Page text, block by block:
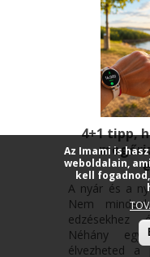
4+1 tipp,
A nyár és a
Nem
edzésekhez
Néhány
élvezheted a
Az Imami is
weboldalain,
kell